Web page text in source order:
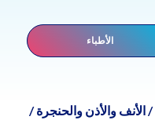
الأطباء
/الأنف والأذن والحنجرة /